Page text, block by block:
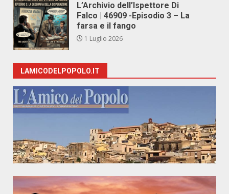
L’Archivio dell’Ispettore Di
Falco | 46909 -Episodio 3 – La
farsa e il fango
1 Luglio 2026
LAMICODELPOPOLO.IT